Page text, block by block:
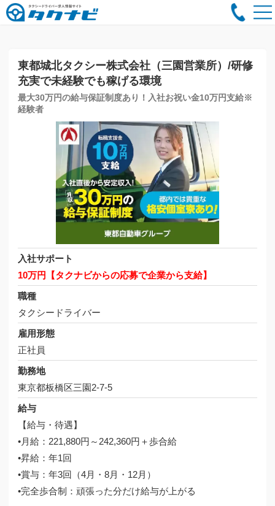
東都城北タクシー株式会社（三園営業所）/研修
充実で未経験でも稼げる環境
最大30万円の給与保証制度あり！入社お祝い金10万円支給※
経験者
入社サポート
10万円【タクナビからの応募で企業から支給】
職種
タクシードライバー
雇用形態
正社員
勤務地
東京都板橋区三園2-7-5
給与
【給与・待遇】
•月給：221,880円～242,360円＋歩合給
•昇給：年1回
•賞与：年3回（4月・8月・12月）
•完全歩合制：頑張った分だけ給与が上がる